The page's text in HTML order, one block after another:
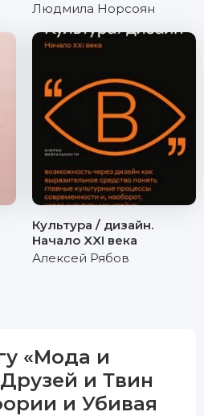
Людмила Норсоян
Культура / дизайн.
Начало XXI века
Алексей Рябов
«Мода и
и Твин
и Убивая